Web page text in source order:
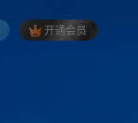
开通会员